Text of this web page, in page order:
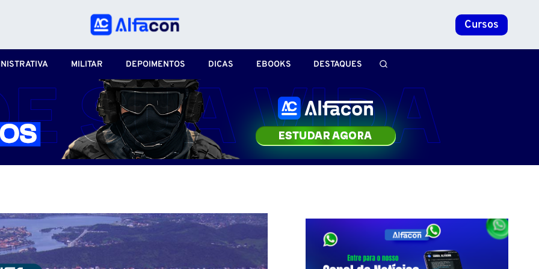
Cursos
MILITAR DEPOIMENTOS DICAS EBOOKS DESTAQUES